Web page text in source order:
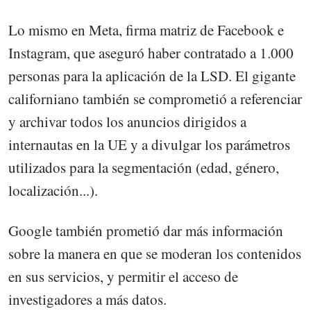
Lo mismo en Meta, firma matriz de Facebook e
Instagram, que aseguró haber contratado a 1.000
personas para la aplicación de la LSD. El gigante
californiano también se comprometió a referenciar
y archivar todos los anuncios dirigidos a
internautas en la UE y a divulgar los parámetros
utilizados para la segmentación (edad, género,
localización...).
Google también prometió dar más información
sobre la manera en que se moderan los contenidos
en sus servicios, y permitir el acceso de
investigadores a más datos.